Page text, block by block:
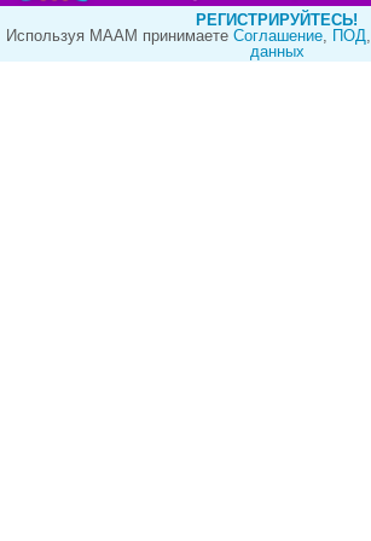
РЕГИСТРИРУЙТЕСЬ!
Используя МААМ принимаете Cоглашение, ПОД,
данных